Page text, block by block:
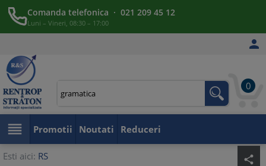
Comanda telefonica · 021 209 45 12
Luni – Vineri, 08:30 – 17:00

0
 Promotii Noutati Reduceri
Esti aici: RS share